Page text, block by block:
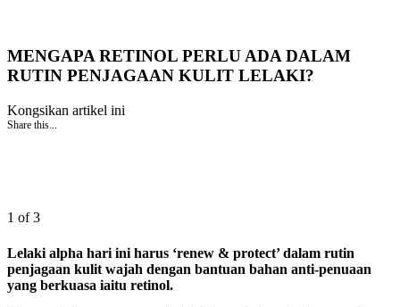
MENGAPA RETINOL PERLU ADA DALAM
RUTIN PENJAGAAN KULIT LELAKI?
Kongsikan artikel ini
Share this...
1 of 3
Lelaki alpha hari ini harus ‘renew & protect’ dalam rutin
penjagaan kulit wajah dengan bantuan bahan anti-penuaan
yang berkuasa iaitu retinol.